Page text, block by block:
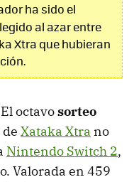
ha sido el
al azar entre
Xtra que hubieran
octavosorteo
de Xataka Xtra no
Nintendo Switch 2,
Valorada en 459